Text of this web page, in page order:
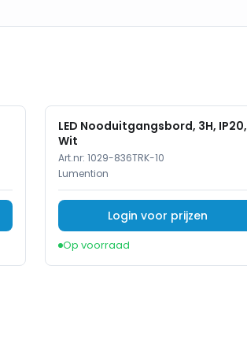
LED Nooduitgangsbord, 3H, IP20,
Wit
Art.nr: 1029-836TRK-10
Lumention
Login voor prijzen
Op voorraad